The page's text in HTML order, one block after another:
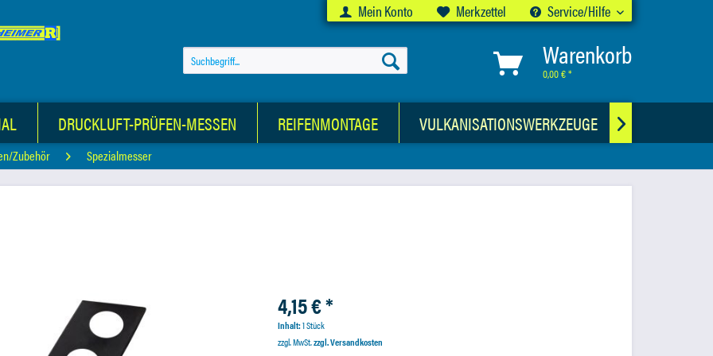
Mein Konto Merkzettel Service/Hilfe
Warenkorb
0,00 € *
DRUCKLUFT-PRÜFEN-MESSEN REIFENMONTAGE VULKANISATIONSWERKZEUGE 
Zubehör Spezialmesser
4,15 € *
Inhalt:1 Stück
zzgl. MwSt.zzgl. Versandkosten